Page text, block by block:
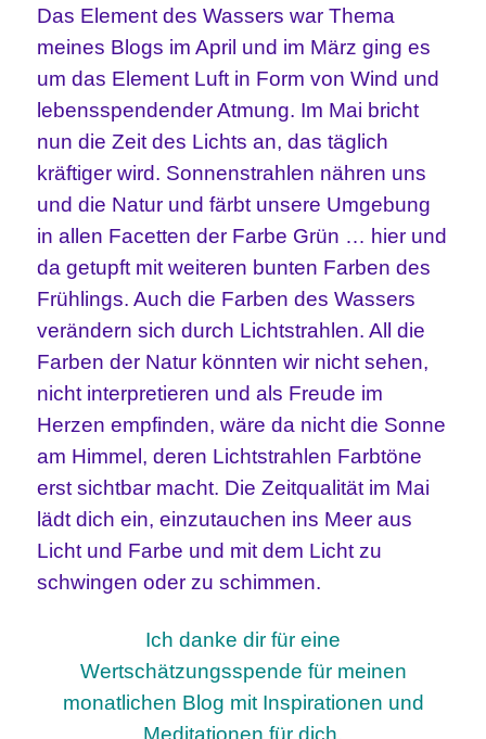
Das Element des Wassers war Thema
meines Blogs im April und im März ging es
um das Element Luft in Form von Wind und
lebensspendender Atmung. Im Mai bricht
nun die Zeit des Lichts an, das täglich
kräftiger wird. Sonnenstrahlen nähren uns
und die Natur und färbt unsere Umgebung
in allen Facetten der Farbe Grün … hier und
da getupft mit weiteren bunten Farben des
Frühlings. Auch die Farben des Wassers
verändern sich durch Lichtstrahlen. All die
Farben der Natur könnten wir nicht sehen,
nicht interpretieren und als Freude im
Herzen empfinden, wäre da nicht die Sonne
am Himmel, deren Lichtstrahlen Farbtöne
erst sichtbar macht. Die Zeitqualität im Mai
lädt dich ein, einzutauchen ins Meer aus
Licht und Farbe und mit dem Licht zu
schwingen oder zu schimmen.
Ich danke dir für eine
Wertschätzungsspende für meinen
monatlichen Blog mit Inspirationen und
Meditationen für dich.